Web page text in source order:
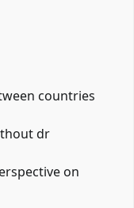
countries
dr
on